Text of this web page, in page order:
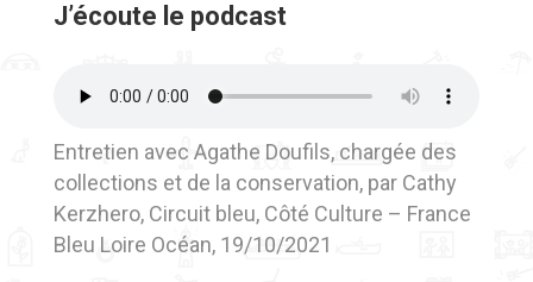
J’écoute le podcast
Entretien avec Agathe Doufils, chargée des
collections et de la conservation, par Cathy
Kerzhero, Circuit bleu, Côté Culture – France
Bleu Loire Océan, 19/10/2021